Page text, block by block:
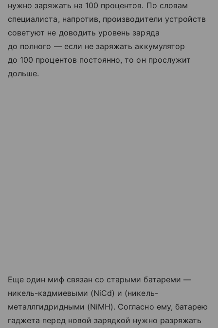
нужно заряжать на 100 процентов. По словам
специалиста, напротив, производители устройств
советуют не доводить уровень заряда
до полного — если не заряжать аккумулятор
до 100 процентов постоянно, то он прослужит
дольше.
Еще один миф связан со старыми батареми —
никель-кадмиевыми (NiCd) и (никель-
металлгидридными (NiMH). Согласно ему, батарею
гаджета перед новой зарядкой нужно разряжать